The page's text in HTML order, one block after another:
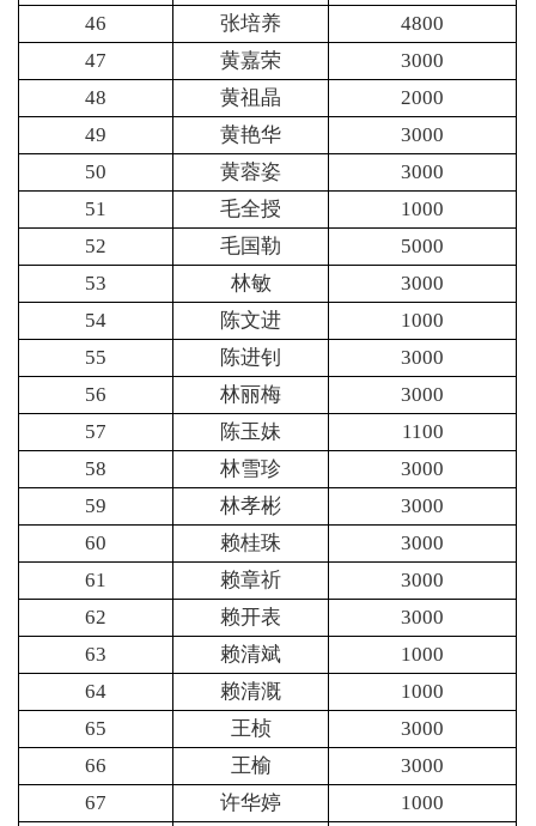
46
张培养
4800
47
黄嘉荣
3000
48
黄祖晶
2000
49
黄艳华
3000
50
黄蓉姿
3000
51
毛全授
1000
52
毛国勒
5000
53
林敏
3000
54
陈文进
1000
55
陈进钊
3000
56
林丽梅
3000
57
陈玉妹
1100
58
林雪珍
3000
59
林孝彬
3000
60
赖桂珠
3000
61
赖章祈
3000
62
赖开表
3000
63
赖清斌
1000
64
赖清溉
1000
65
王桢
3000
66
王榆
3000
67
许华婷
1000